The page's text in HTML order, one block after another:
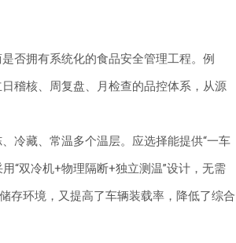
否拥有系统化的食品安全管理工程。例
稽核、周复盘、月检查的品控体系，从源
冷藏、常温多个温层。应选择能提供“一车
“双冷机+物理隔断+独立测温”设计，无需
存环境，又提高了车辆装载率，降低了综合